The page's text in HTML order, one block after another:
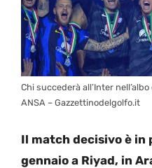
Chi succederà all’Inter
ANSA – Gazzettinodelgolfo.it
Il match decisivo è in
gennaio a Riyad, in